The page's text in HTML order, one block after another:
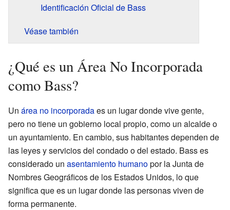
Identificación Oficial de Bass
Véase también
¿Qué es un Área No Incorporada
como Bass?
Un área no incorporadaes un lugar donde vive gente,
pero no tiene un gobierno local propio, como un alcalde o
un ayuntamiento. En cambio, sus habitantes dependen de
las leyes y servicios del condado o del estado. Bass es
considerado un asentamiento humanopor la Junta de
Nombres Geográficos de los Estados Unidos, lo que
significa que es un lugar donde las personas viven de
forma permanente.